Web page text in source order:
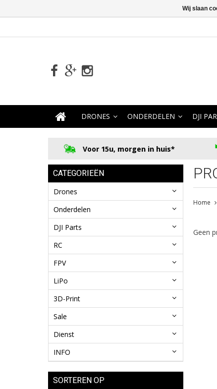
DRONES ONDERDELEN DJI
Voor 15u, morgen in huis*
CATEGORIEËN
Drones
Onderdelen
DJI Parts
RC
FPV
LiPo
3D-Print
Sale
Dienst
INFO
SORTEREN OP
Home
Geen
Wij slaan